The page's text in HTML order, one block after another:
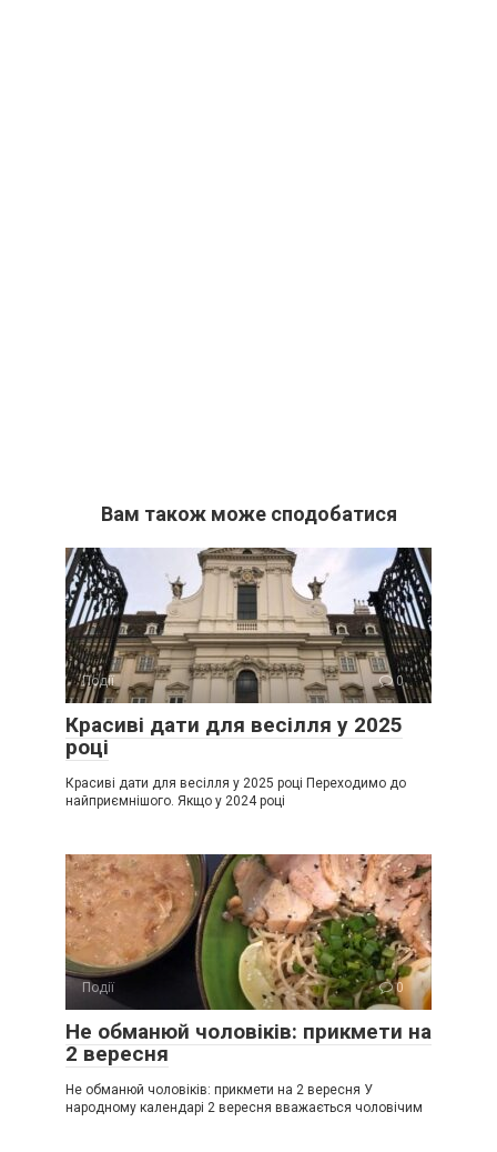
Вам також може сподобатися
Події 0
Красиві дати для весілля у 2025
році
Красиві дати для весілля у 2025 році Переходимо до
найприємнішого. Якщо у 2024 році
Події 0
Не обманюй чоловіків: прикмети на
2 вересня
Не обманюй чоловіків: прикмети на 2 вересня У
народному календарі 2 вересня вважається чоловічим